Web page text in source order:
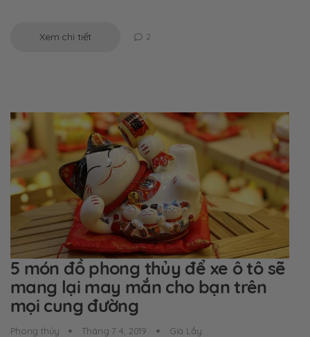
Xem chi tiết 2
5 món đồ phong thủy để xe ô tô sẽ
mang lại may mắn cho bạn trên
mọi cung đường
Phong thủy Tháng 7 4, 2019 Già Lầy